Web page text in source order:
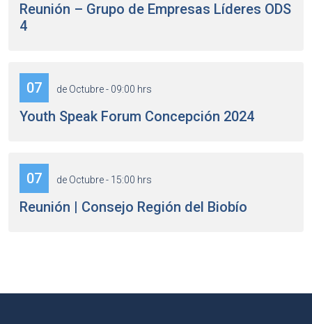
Reunión – Grupo de Empresas Líderes ODS
4
07 de Octubre - 09:00 hrs
Youth Speak Forum Concepción 2024
07 de Octubre - 15:00 hrs
Reunión | Consejo Región del Biobío